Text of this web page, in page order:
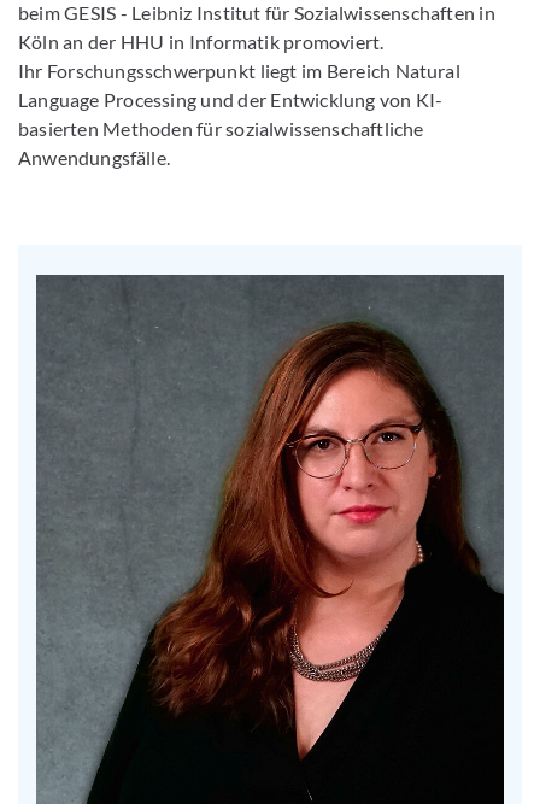
beim GESIS - Leibniz Institut für Sozialwissenschaften in
Köln an der HHU in Informatik promoviert.
Ihr Forschungsschwerpunkt liegt im Bereich Natural
Language Processing und der Entwicklung von KI-
basierten Methoden für sozialwissenschaftliche
Anwendungsfälle.